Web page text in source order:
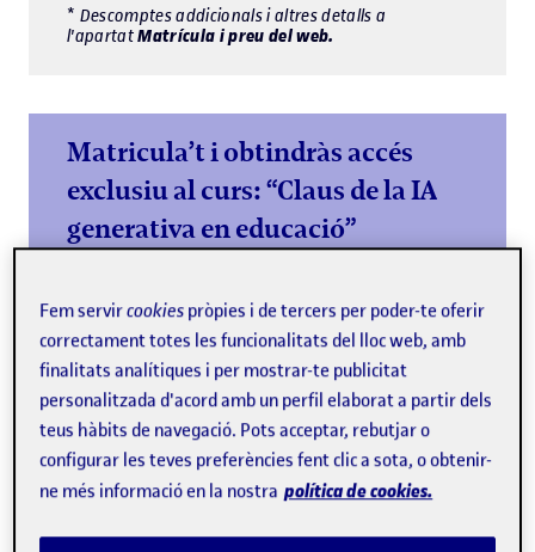
* Descomptes addicionals i altres detalls a
l'apartatMatrícula i preu del web.
Matricula’t i obtindràs accés
exclusiu al curs: “Claus de la IA
generativa en educació”
generativa i impulsa el teu currículum
Més informació
L'Oficina d'Accés a la Universitatde la Generalitat de
Fem servircookies pròpies i de tercers per poder-te oferir
correctament totes les funcionalitats del lloc web, amb
finalitats analítiques i per mostrar-te publicitat
personalitzada d'acord amb un perfil elaborat a partir dels
teus hàbits de navegació. Pots acceptar, rebutjar o
configurar les teves preferències fent clic a sota, o obtenir-
ne més informació en la nostra política de cookies.